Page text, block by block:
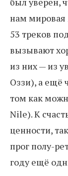
нам мировая
53 треков
вызывают
из них — из
Оззи), а ещё
том как
Nile). К
ценности,
прог полу-
году ещё